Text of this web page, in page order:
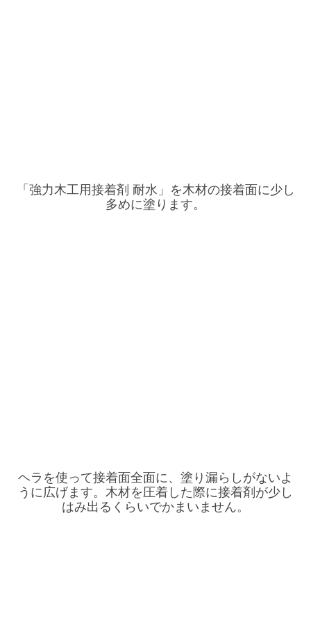
「強力木工用接着剤 耐水」を木材の接着面に少し
多めに塗ります。
ヘラを使って接着面全面に、塗り漏らしがないよ
うに広げます。木材を圧着した際に接着剤が少し
はみ出るくらいでかまいません。